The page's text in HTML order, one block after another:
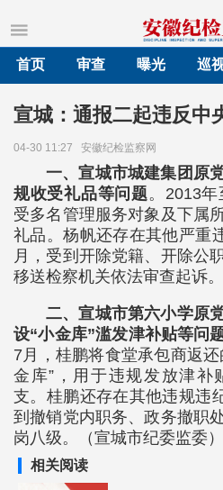
首页
审查 曝光 巡
宣城：通报二起违反中
04-30 11:27 安徽纪检监察网
一、宣城市城建集团原
规收受礼品等问题。2013
受多名管理服务对象及下属
礼品。杨帆还存在其他严重
月，受到开除党籍、开除公
移送检察机关依法审查起诉。
二、宣城市第六小学原
设“小金库”滥发津补贴等问
7月，桂鹏将食堂承包商返
金库”，用于违规发放津补
支。桂鹏还存在其他违规违
到撤销党内职务、政务撤职
岗八级。（宣城市纪委监委）
相关阅读